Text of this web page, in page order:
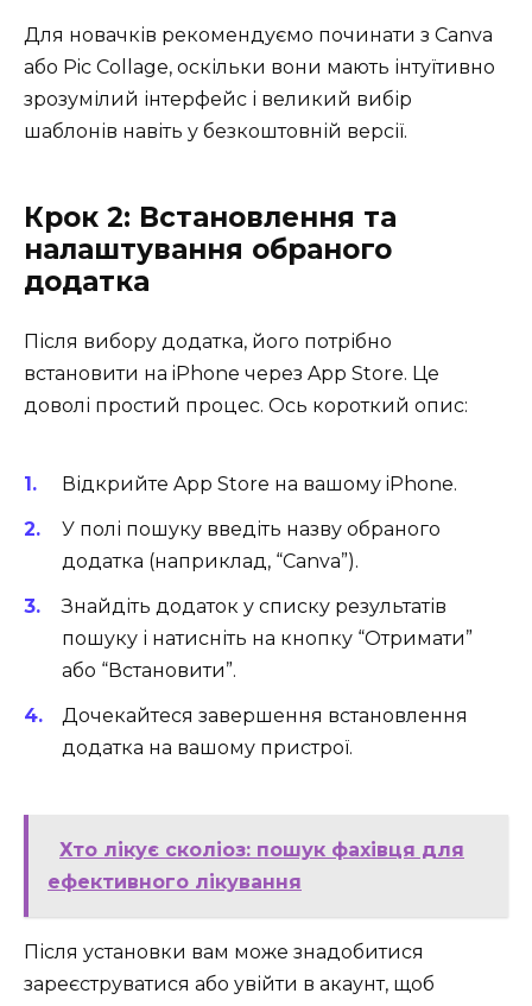
Для новачків рекомендуємо починати з Canva
або Pic Collage, оскільки вони мають інтуїтивно
зрозумілий інтерфейс і великий вибір
шаблонів навіть у безкоштовній версії.
Крок 2: Встановлення та
налаштування обраного
додатка
Після вибору додатка, його потрібно
встановити на iPhone через App Store. Це
доволі простий процес. Ось короткий опис:
Відкрийте App Store на вашому iPhone.
У полі пошуку введіть назву обраного
додатка (наприклад, “Canva”).
Знайдіть додаток у списку результатів
пошуку і натисніть на кнопку “Отримати”
або “Встановити”.
Дочекайтеся завершення встановлення
додатка на вашому пристрої.
Хто лікує сколіоз: пошук фахівця для
ефективного лікування
Після установки вам може знадобитися
зареєструватися або увійти в акаунт, щоб